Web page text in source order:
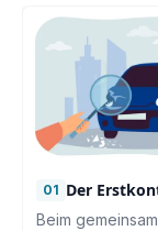
01 Der
Beim